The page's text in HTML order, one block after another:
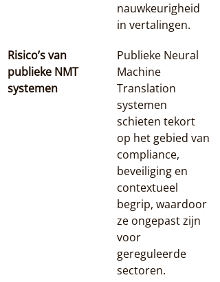
nauwkeurigheid
in vertalingen.
Risico’s van
publieke NMT
systemen
Publieke Neural
Machine
Translation
systemen
schieten tekort
op het gebied van
compliance,
beveiliging en
contextueel
begrip, waardoor
ze ongepast zijn
voor
gereguleerde
sectoren.